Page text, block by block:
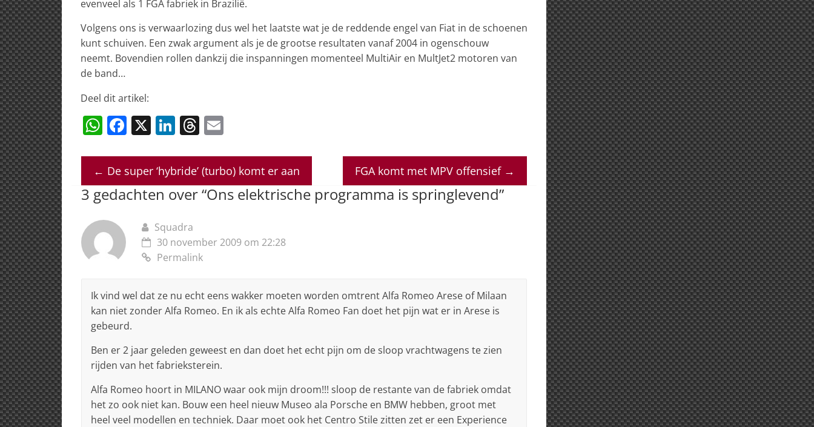
evenveel als 1 FGA fabriek in Brazilië.
Volgens ons is verwaarlozing dus wel het laatste wat je de reddende engel van Fiat in de schoenen
kunt schuiven. Een zwak argument als je de grootse resultaten vanaf 2004 in ogenschouw
neemt. Bovendien rollen dankzij die inspanningen momenteel MultiAir en MultJet2 motoren van
de band…
Deel dit artikel:
W
at
s
A
p
p
F
c
e
b
X Li
k
e
dI
n
T
re
a
d
ai
l
← De super ‘hybride’ (turbo) komt er aan FGA komt met MPV offensief →
3 gedachten over “Ons elektrische programma is springlevend”
Squadra
30 november 2009 om 22:28
Permalink
Ik vind wel dat ze nu echt eens wakker moeten worden omtrent Alfa Romeo Arese of Milaan
kan niet zonder Alfa Romeo. En ik als echte Alfa Romeo Fan doet het pijn wat er in Arese is
gebeurd.
Ben er 2 jaar geleden geweest en dan doet het echt pijn om de sloop vrachtwagens te zien
rijden van het fabrieksterein.
Alfa Romeo hoort in MILANO waar ook mijn droom!!! sloop de restante van de fabriek omdat
het zo ook niet kan. Bouw een heel nieuw Museo ala Porsche en BMW hebben, groot met
heel veel modellen en techniek. Daar moet ook het Centro Stile zitten zet er een Experience